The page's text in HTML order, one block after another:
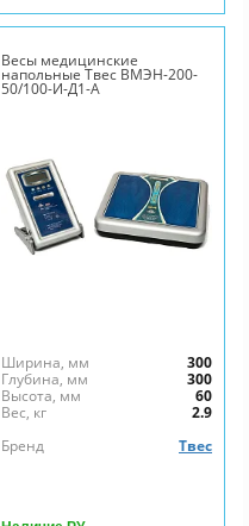
Весы медицинские
напольные Твес ВМЭН-200-
50/100-И-Д1-А
Ширина, мм
300
Глубина, мм
300
Высота, мм
60
Вес, кг
2.9
Бренд
Твес